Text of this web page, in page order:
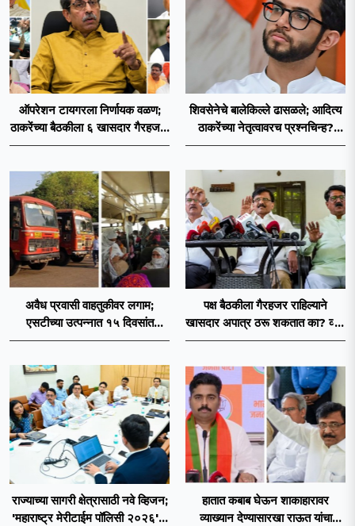
ऑपरेशन टायगरला निर्णायक वळण;
ठाकरेंच्या बैठकीला ६ खासदार गैरहजर,
थेट शिंदे सेनेत विलीन होण्याचा
शिवसेनेचे बालेकिल्ले ढासळले; आदित्य
ठाकरेंच्या नेतृत्वावरच प्रश्नचिन्ह?
ठाकरे ब्रँड नेमका कुठे चुकला?
अवैध प्रवासी वाहतुकीवर लगाम;
एसटीच्या उत्पन्नात १५ दिवसांत
४३.८३ कोटींची वाढ!
पक्ष बैठकीला गैरहजर राहिल्याने
खासदार अपात्र ठरू शकतात का? व्हीप
आणि कायदा नेमकं काय सांगतो?
राज्याच्या सागरी क्षेत्रासाठी नवे व्हिजन;
'महाराष्ट्र मेरीटाईम पॉलिसी २०२६'चा
हातात कबाब घेऊन शाकाहारावर
व्याख्यान देण्यासारखा राऊत यांचा